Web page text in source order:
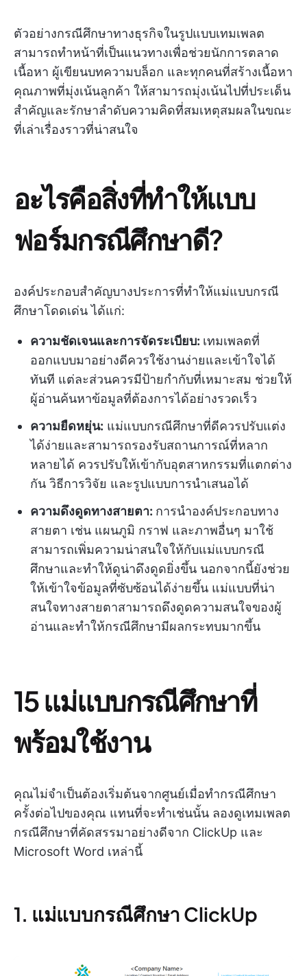
ตัวอย่างกรณีศึกษาทางธุรกิจในรูปแบบเทมเพลต
สามารถทำหน้าที่เป็นแนวทางเพื่อช่วยนักการตลาด
เนื้อหา ผู้เขียนบทความบล็อก และทุกคนที่สร้างเนื้อหา
คุณภาพที่มุ่งเน้นลูกค้า ให้สามารถมุ่งเน้นไปที่ประเด็น
สำคัญและรักษาลำดับความคิดที่สมเหตุสมผลในขณะ
ที่เล่าเรื่องราวที่น่าสนใจ
อะไรคือสิ่งที่ทำให้แบบ
ฟอร์มกรณีศึกษาดี?
องค์ประกอบสำคัญบางประการที่ทำให้แม่แบบกรณี
ศึกษาโดดเด่น ได้แก่:
ความชัดเจนและการจัดระเบียบ: เทมเพลตที่
ออกแบบมาอย่างดีควรใช้งานง่ายและเข้าใจได้
ทันที แต่ละส่วนควรมีป้ายกำกับที่เหมาะสม ช่วยให้
ผู้อ่านค้นหาข้อมูลที่ต้องการได้อย่างรวดเร็ว
ความยืดหยุ่น: แม่แบบกรณีศึกษาที่ดีควรปรับแต่ง
ได้ง่ายและสามารถรองรับสถานการณ์ที่หลาก
หลายได้ ควรปรับให้เข้ากับอุตสาหกรรมที่แตกต่าง
กัน วิธีการวิจัย และรูปแบบการนำเสนอได้
ความดึงดูดทางสายตา: การนำองค์ประกอบทาง
สายตา เช่น แผนภูมิ กราฟ และภาพอื่นๆ มาใช้
สามารถเพิ่มความน่าสนใจให้กับแม่แบบกรณี
ศึกษาและทำให้ดูน่าดึงดูดยิ่งขึ้น นอกจากนี้ยังช่วย
ให้เข้าใจข้อมูลที่ซับซ้อนได้ง่ายขึ้น แม่แบบที่น่า
สนใจทางสายตาสามารถดึงดูดความสนใจของผู้
อ่านและทำให้กรณีศึกษามีผลกระทบมากขึ้น
15 แม่แบบกรณีศึกษาที่
พร้อมใช้งาน
คุณไม่จำเป็นต้องเริ่มต้นจากศูนย์เมื่อทำกรณีศึกษา
ครั้งต่อไปของคุณ แทนที่จะทำเช่นนั้น ลองดูเทมเพลต
กรณีศึกษาที่คัดสรรมาอย่างดีจาก ClickUp และ
Microsoft Word เหล่านี้
1. แม่แบบกรณีศึกษา ClickUp